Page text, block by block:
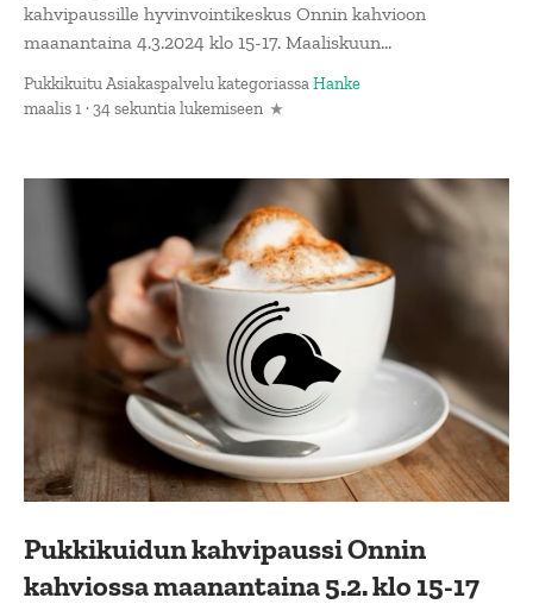
kahvipaussille hyvinvointikeskus Onnin kahvioon
maanantaina 4.3.2024 klo 15-17. Maaliskuun...
Pukkikuitu Asiakaspalvelu kategoriassa Hanke
maalis 1 · 34 sekuntia lukemiseen
Pukkikuidun kahvipaussi Onnin
kahviossa maanantaina 5.2. klo 15-17